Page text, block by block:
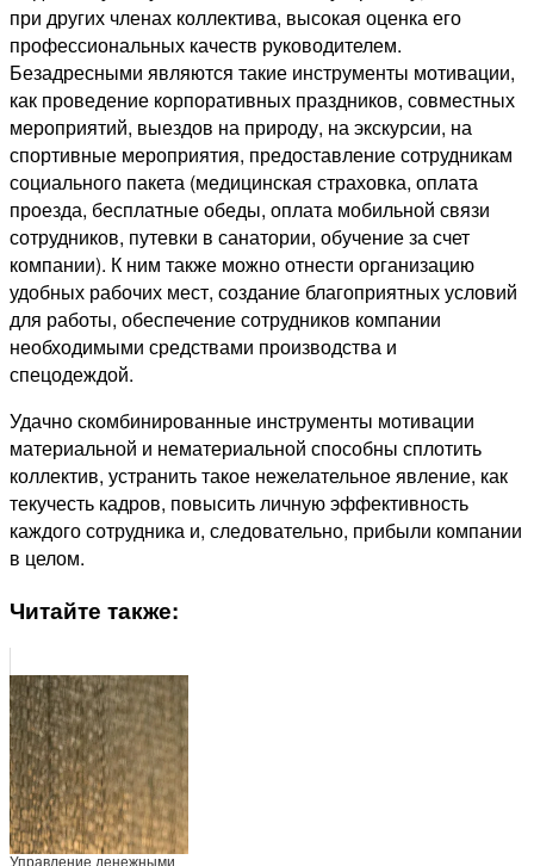
при других членах коллектива, высокая оценка его
профессиональных качеств руководителем.
Безадресными являются такие инструменты мотивации,
как проведение корпоративных праздников, совместных
мероприятий, выездов на природу, на экскурсии, на
спортивные мероприятия, предоставление сотрудникам
социального пакета (медицинская страховка, оплата
проезда, бесплатные обеды, оплата мобильной связи
сотрудников, путевки в санатории, обучение за счет
компании). К ним также можно отнести организацию
удобных рабочих мест, создание благоприятных условий
для работы, обеспечение сотрудников компании
необходимыми средствами производства и
спецодеждой.
Удачно скомбинированные инструменты мотивации
материальной и нематериальной способны сплотить
коллектив, устранить такое нежелательное явление, как
текучесть кадров, повысить личную эффективность
каждого сотрудника и, следовательно, прибыли компании
в целом.
Читайте также: